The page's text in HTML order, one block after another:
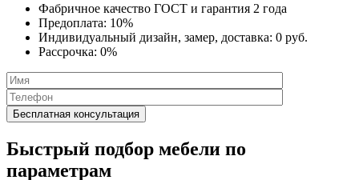
Фабричное качество ГОСТ и гарантия 2 года
Предоплата: 10%
Индивидуальный дизайн, замер, доставка: 0 руб.
Рассрочка: 0%
Быстрый подбор мебели по
параметрам